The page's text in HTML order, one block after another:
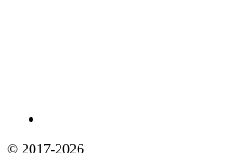
© 2017-2026